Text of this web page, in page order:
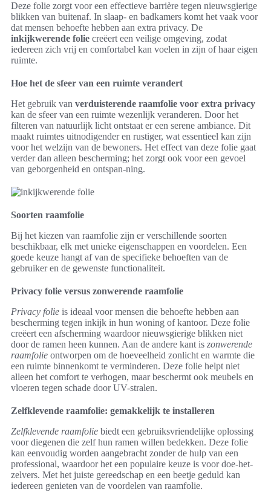
Deze folie zorgt voor een effectieve barrière tegen nieuwsgierige
blikken van buitenaf. In slaap- en badkamers komt het vaak voor
dat mensen behoefte hebben aan extra privacy. De
inkijkwerende folie creëert een veilige omgeving, zodat
iedereen zich vrij en comfortabel kan voelen in zijn of haar eigen
ruimte.
Hoe het de sfeer van een ruimte verandert
Het gebruik van verduisterende raamfolie voor extra privacy
kan de sfeer van een ruimte wezenlijk veranderen. Door het
filteren van natuurlijk licht ontstaat er een serene ambiance. Dit
maakt ruimtes uitnodigender en rustiger, wat essentieel kan zijn
voor het welzijn van de bewoners. Het effect van deze folie gaat
verder dan alleen bescherming; het zorgt ook voor een gevoel
van geborgenheid en ontspan-ning.
Soorten raamfolie
Bij het kiezen van raamfolie zijn er verschillende soorten
beschikbaar, elk met unieke eigenschappen en voordelen. Een
goede keuze hangt af van de specifieke behoeften van de
gebruiker en de gewenste functionaliteit.
Privacy folie versus zonwerende raamfolie
Privacy folie is ideaal voor mensen die behoefte hebben aan
bescherming tegen inkijk in hun woning of kantoor. Deze folie
creëert een afscherming waardoor nieuwsgierige blikken niet
door de ramen heen kunnen. Aan de andere kant is zonwerende
raamfolie ontworpen om de hoeveelheid zonlicht en warmte die
een ruimte binnenkomt te verminderen. Deze folie helpt niet
alleen het comfort te verhogen, maar beschermt ook meubels en
vloeren tegen schade door UV-stralen.
Zelfklevende raamfolie: gemakkelijk te installeren
Zelfklevende raamfolie biedt een gebruiksvriendelijke oplossing
voor diegenen die zelf hun ramen willen bedekken. Deze folie
kan eenvoudig worden aangebracht zonder de hulp van een
professional, waardoor het een populaire keuze is voor doe-het-
zelvers. Met het juiste gereedschap en een beetje geduld kan
iedereen genieten van de voordelen van raamfolie.